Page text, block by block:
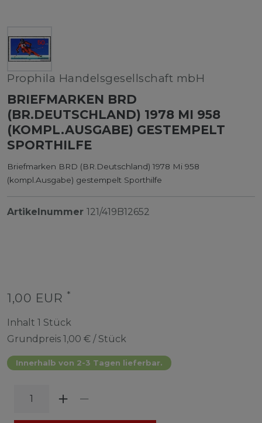
Prophila Handelsgesellschaft mbH
BRIEFMARKEN BRD
(BR.DEUTSCHLAND) 1978 MI 958
(KOMPL.AUSGABE) GESTEMPELT
SPORTHILFE
Briefmarken BRD (BR.Deutschland) 1978 Mi 958
(kompl.Ausgabe) gestempelt Sporthilfe
Artikelnummer 121/419B12652
1,00 EUR *
Inhalt 1 Stück
Grundpreis 1,00 € / Stück
Innerhalb von 2-3 Tagen lieferbar.